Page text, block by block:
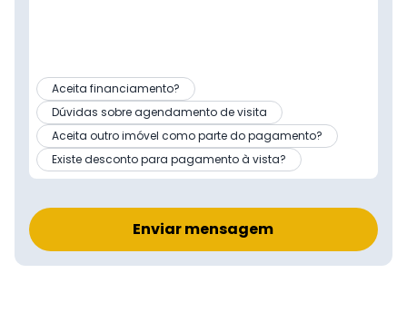
Aceita financiamento?
Dúvidas sobre agendamento de visita
Aceita outro imóvel como parte do pagamento?
Existe desconto para pagamento à vista?
Enviar mensagem